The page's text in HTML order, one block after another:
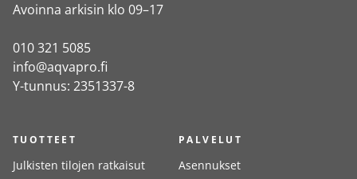
Avoinna arkisin klo 09–17
010 321 5085
info@aqvapro.fi
Y-tunnus: 2351337-8
TUOTTEET
Julkisten tilojen ratkaisut
PALVELUT
Asennukset